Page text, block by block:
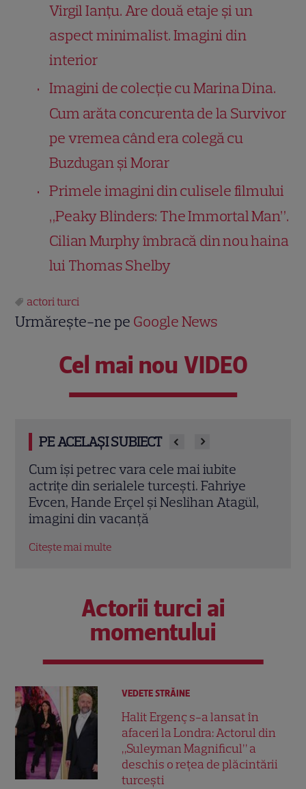
Virgil Ianțu. Are două etaje și un
aspect minimalist. Imagini din
interior
Imagini de colecție cu Marina Dina.
Cum arăta concurenta de la Survivor
pe vremea când era colegă cu
Buzdugan și Morar
Primele imagini din culisele filmului
„Peaky Blinders: The Immortal Man”.
Cilian Murphy îmbracă din nou haina
lui Thomas Shelby
actori turci
Urmărește-ne pe Google News
Cel mai nou VIDEO
PE ACELAȘI SUBIECT
Can Yaman revine pe ecrane într-o
ipostază complet diferită. Actorul joacă
un avocat în noul serial „Bro”, filmat în
Italia
Citește mai multe
Actorii turci ai
momentului
VEDETE STRĂINE
Halit Ergenç s-a lansat în
afaceri la Londra: Actorul din
„Suleyman Magnificul” a
deschis o rețea de plăcintării
turcești